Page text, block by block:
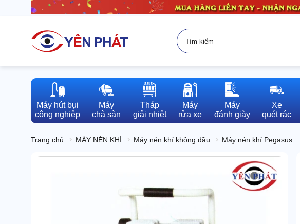
Máy hút bụi
công nghiệp
Máy
chà sàn
Tháp
giải nhiệt
Máy
rửa xe
Máy
đánh giày
Xe
quét rác
Trang chủ MÁY NÉN KHÍ Máy nén khí không dầu Máy nén khí Pegasus